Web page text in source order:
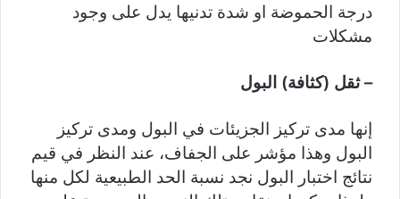
درجة الحموضة او شدة تدنيها يدل على وجود
مشكلات
– ثقل (كثافة) البول
إنها مدى تركيز الجزيئات في البول ومدى تركيز
البول وهذا مؤشر على الجفاف، عند النظر في قيم
نتائج اختبار البول نجد نسبة الحد الطبيعية لكل منها